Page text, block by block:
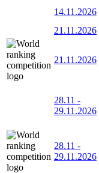
14.11.2026
21.11.2026
21.11.2026
28.11 -
29.11.2026
28.11 -
29.11.2026